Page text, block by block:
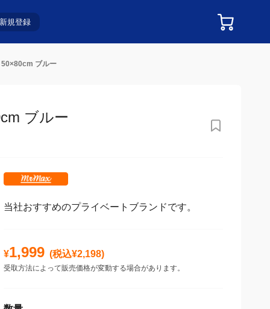
新規登録
ブルー
ブルー
当社おすすめのプライベートブランドです。
¥1,999 (税込¥2,198)
受取方法によって販売価格が変動する場合があります。